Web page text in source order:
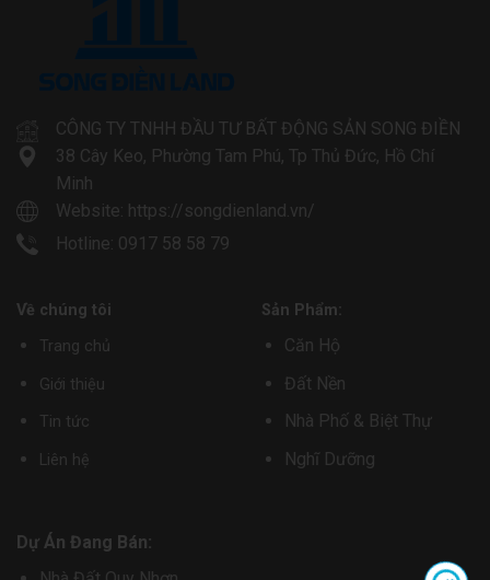
CÔNG TY TNHH ĐẦU TƯ BẤT ĐỘNG SẢN SONG ĐIỀN
38 Cây Keo, Phường Tam Phú, Tp Thủ Đức, Hồ Chí
Minh
Website: https://songdienland.vn/
Hotline: 0917 58 58 79
Về chúng tôi
Trang chủ
Giới thiệu
Tin tức
Liên hệ
Sản Phẩm:
Căn Hộ
Đất Nền
Nhà Phố & Biệt Thự
Nghĩ Dưỡng
Dự Án Đang Bán: